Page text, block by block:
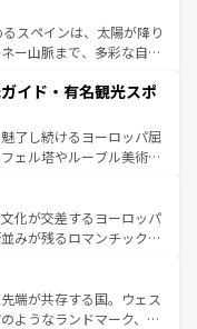
景やアマルフィ海岸の絶
観光の合間には、本場の
ア料理を堪能することも
れない旅をしてみよう！
スペインは、太陽が降り
ー山脈まで、多彩な自然
なフラメンコ、熱気あふ
が生活の一部となってい
雰囲気や、バルセロナの
は古代ローマ遺跡や中世
異なるスペインはその個
る人を魅了する。 なお、新着のスペイン情報は コ
イド・有名観光スポ
了し続けるヨーロッパ屈
ェル塔やルーブル美術館
華麗な宮殿、歴史的な大
な自然が、訪れる者を心
美食の国としても知ら
ランス、プロヴァンスの
な楽しみ方が可能だ。さ
溢れており、どの街角に
化が交差するヨーロッパ
みが残るロマンチック街
も飽きることがない。ベ
州のアルプスの絶景、そ
った風景は必見。ビール
端が共存する国。ウェス
ようなランドマーク、歴